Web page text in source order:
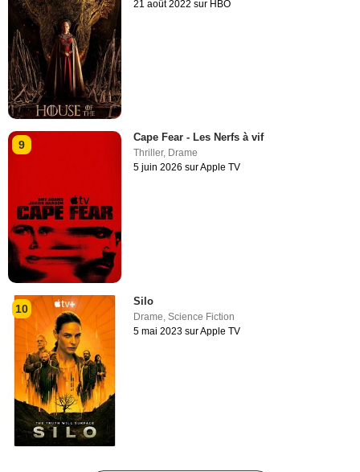
21 août 2022 sur HBO
9
Cape Fear - Les Nerfs à vif
Thriller, Drame
5 juin 2026 sur Apple TV
10
Silo
Drame ,Science Fiction
5 mai 2023 sur Apple TV